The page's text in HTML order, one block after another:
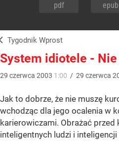
pdf epub
Tygodnik Wprost
System idiotele -
29 czerwca 2003 1:00 / 29 czerwca
Jak to dobrze, że nie muszę
wchodząc dla jego ocalenia w
karierowiczami. Obrażać przed
inteligentnych ludzi i